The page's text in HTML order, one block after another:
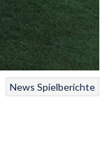
News Spielberichte